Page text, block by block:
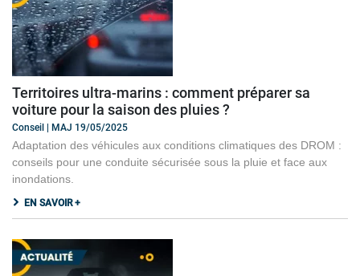
Territoires ultra-marins : comment préparer sa
voiture pour la saison des pluies ?
Conseil | MAJ 19/05/2025
Adaptation des véhicules aux conditions climatiques des DROM :
conseils pour une conduite sécurisée sous la pluie et face aux
inondations.
EN SAVOIR +